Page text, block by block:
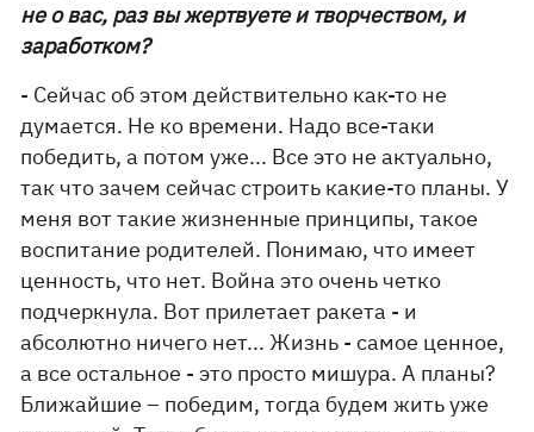
не о вас, раз вы жертвуете и творчеством, и
заработком?
- Сейчас об этом действительно как-то не
думается. Не ко времени. Надо все-таки
победить, а потом уже... Все это не актуально,
так что зачем сейчас строить какие-то планы. У
меня вот такие жизненные принципы, такое
воспитание родителей. Понимаю, что имеет
ценность, что нет. Война это очень четко
подчеркнула. Вот прилетает ракета - и
абсолютно ничего нет... Жизнь - самое ценное,
а все остальное - это просто мишура. А планы?
Ближайшие – победим, тогда будем жить уже